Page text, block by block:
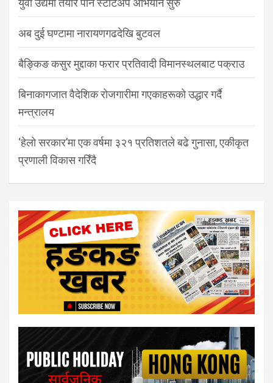
युवा उद्यमी तयार पार्न स्टार्टअप अभियान सुरु
अब दुई घण्टामा नारायणगढदेखि बुटवल
बैङ्किङ कसुर मुद्दाका फरार प्रतिवादी विमानस्थलबाट पक्राउ
बिनाकागजात वैदेशिक रोजगारीमा गएकाहरूको उद्धार गर्दै
मन्त्रालय
‘हेलो सरकार’मा एक वर्षमा ३२१ प्रतिशतले बढे गुनासा, एकीकृत
प्रणाली विकास गरिँदै